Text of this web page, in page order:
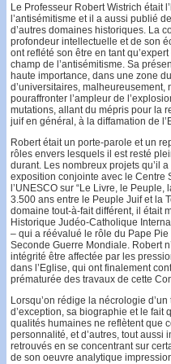
Le Professeur Robert Wistrich était
l’antisémitisme et il a aussi publié
d’autres domaines historiques. La
profondeur intellectuelle et de son
ont reflété son être en tant
champ de l’antisémitisme. Sa
haute importance, dans une zone
d’universitaires, malheureusement,
pouraffronter l’ampleur de
mutations, allant du mépris pour la
juif en général, à la diffamation de
Robert était un porte-parole et un
rôles envers lesquels il est resté
durant. Les nombreux projets qu’il
exposition conjointe avec le Centre
l’UNESCO sur “Le Livre, le Peuple,
3.500 ans entre le Peuple Juif et la
domaine tout-à-fait différent, il était
Historique Judéo-Catholique
– qui a réévalué le rôle du Pape Pie
Seconde Guerre Mondiale. Robert
intégrité être affectée par les
dans l’Eglise, qui ont finalement
prématurée des travaux de cette
Lorsqu’on rédige la nécrologie d’un
d’exception, sa biographie et le fait
qualités humaines ne reflètent que
personnalité, et d’autres, tout aussi
retrouvés en se concentrant sur
de son oeuvre analytique